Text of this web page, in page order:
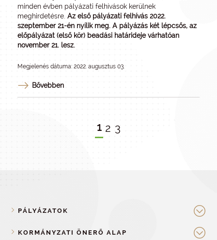
minden évben pályázati felhívások kerülnek
meghirdetésre. Az első pályázati felhívás 2022.
szeptember 21-én nyílik meg. A pályázás két lépcsős, az
előpályázat (első kör) beadási határideje várhatóan
november 21. lesz.
Megjelenés dátuma: 2022. augusztus 03.
Bővebben
1 2 3
PÁLYÁZATOK
KORMÁNYZATI ÖNERŐ ALAP